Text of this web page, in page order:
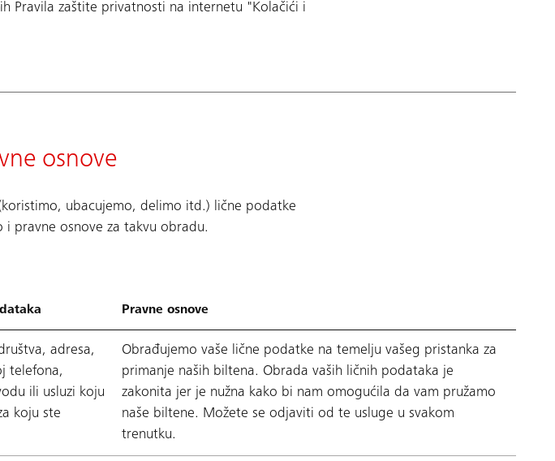
Pravila zaštite privatnosti na internetu "Kolačići i
osnove
ubacujemo, delimo itd.) lične podatke
pravne osnove za takvu obradu.
Pravne osnove
adresa,
telefona,
ili usluzi koju
koju ste
Obrađujemo vaše lične podatke na temelju vašeg pristanka za
primanje naših biltena. Obrada vaših ličnih podataka je
zakonita jer je nužna kako bi nam omogućila da vam pružamo
naše biltene. Možete se odjaviti od te usluge u svakom
trenutku.